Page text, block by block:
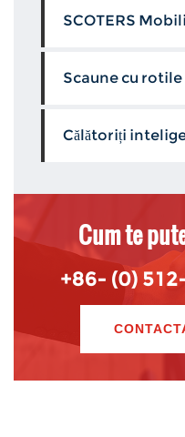
SCOTERS
Scaune cu
Călătoriți
Cum te
+86- (0)
Ipower gt cu
pentru
pentru